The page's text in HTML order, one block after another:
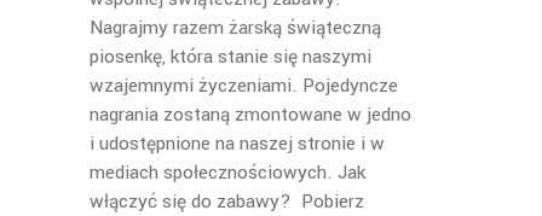
Nagrajmy razem żarską świąteczną
piosenkę, która stanie się naszymi
wzajemnymi życzeniami. Pojedyncze
nagrania zostaną zmontowane w jedno
i udostępnione na naszej stronie i w
mediach społecznościowych. Jak
włączyć się do zabawy? Pobierz